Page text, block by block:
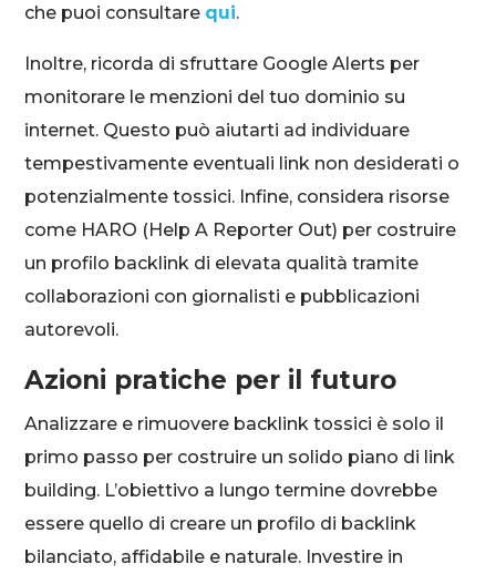
che puoi consultare qui.
Inoltre, ricorda di sfruttare Google Alerts per
monitorare le menzioni del tuo dominio su
internet. Questo può aiutarti ad individuare
tempestivamente eventuali link non desiderati o
potenzialmente tossici. Infine, considera risorse
come HARO (Help A Reporter Out) per costruire
un profilo backlink di elevata qualità tramite
collaborazioni con giornalisti e pubblicazioni
autorevoli.
Azioni pratiche per il futuro
Analizzare e rimuovere backlink tossici è solo il
primo passo per costruire un solido piano di link
building. L’obiettivo a lungo termine dovrebbe
essere quello di creare un profilo di backlink
bilanciato, affidabile e naturale. Investire in